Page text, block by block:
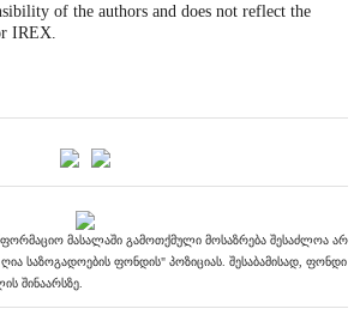
of the authors and does not reflect the
IREX.
მასალაში გამოთქმული მოსაზრება შესაძლოა არ
საზოგადოების ფონდის" პოზიციას. შესაბამისად, ფონდი
შინაარსზე.